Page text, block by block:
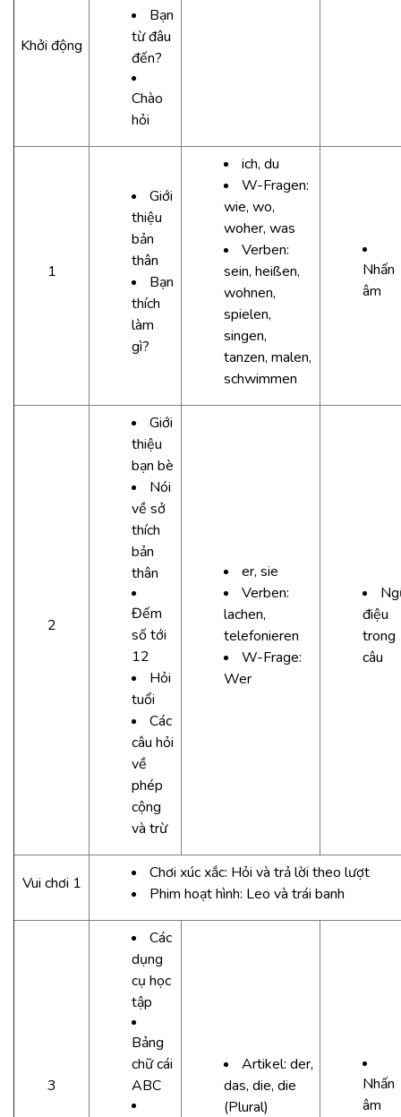
Khởi động
Bạn
từ đâu
đến?
Chào
hỏi
1
Giới
thiệu
bản
thân
Bạn
thích
làm
gì?
ich, du
W-Fragen:
wie, wo,
woher, was
Verben:
sein, heißen,
wohnen,
spielen,
singen,
tanzen, malen,
schwimmen
Nhấn
âm
2
Giới
thiệu
bạn bè
Nói
về sở
thích
bản
thân
Đếm
số tới
12
Hỏi
tuổi
Các
câu hỏi
về
phép
cộng
và trừ
er, sie
Verben:
lachen,
telefonieren
W-Frage:
Wer
điệu
trong
câu
Vui chơi 1
Chơi xúc xắc: Hỏi và trả lời theo lượt
Phim hoạt hình: Leo và trái banh
3
Các
dụng
cụ học
tập
Bảng
chữ cái
ABC
Artikel: der,
das, die, die
(Plural)
Nhấn
âm